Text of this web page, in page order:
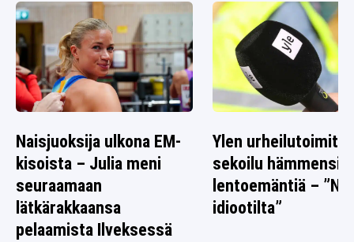
Naisjuoksija ulkona EM-
kisoista – Julia meni
seuraamaan
lätkärakkaansa
pelaamista Ilveksessä
Ylen
sekoilu hämmensi
lentoemäntiä –
idiootilta”